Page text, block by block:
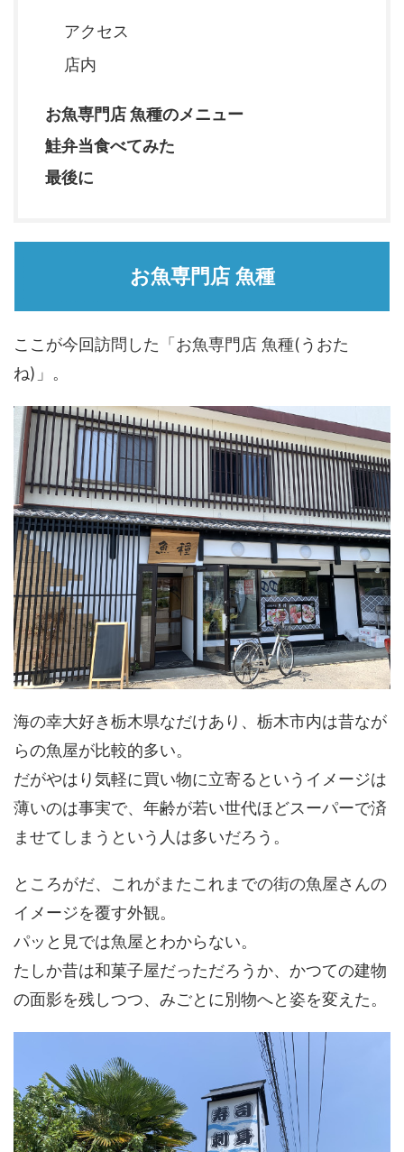
アクセス
店内
お魚専門店 魚種のメニュー
鮭弁当食べてみた
最後に
お魚専門店 魚種
ここが今回訪問した「お魚専門店 魚種(うおた
ね)」。
海の幸大好き栃木県なだけあり、栃木市内は昔なが
らの魚屋が比較的多い。
だがやはり気軽に買い物に立寄るというイメージは
薄いのは事実で、年齢が若い世代ほどスーパーで済
ませてしまうという人は多いだろう。
ところがだ、これがまたこれまでの街の魚屋さんの
イメージを覆す外観。
パッと見では魚屋とわからない。
たしか昔は和菓子屋だっただろうか、かつての建物
の面影を残しつつ、みごとに別物へと姿を変えた。